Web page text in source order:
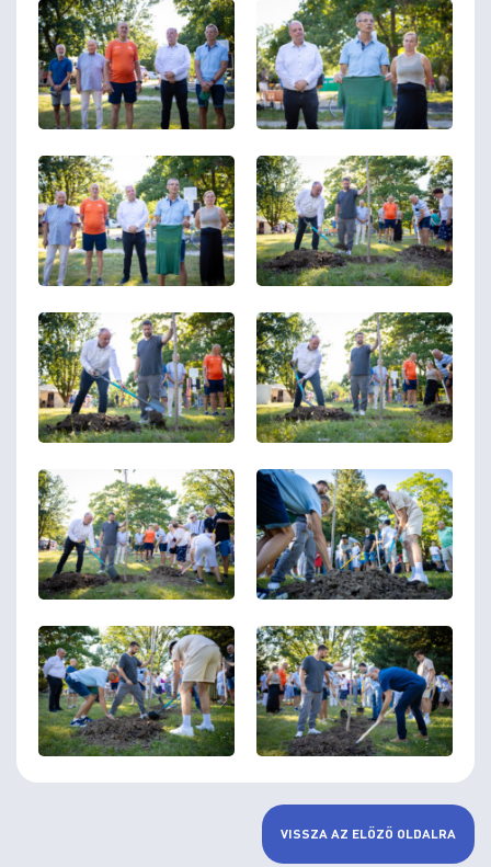
VISSZA AZ ELŐZŐ OLDALRA